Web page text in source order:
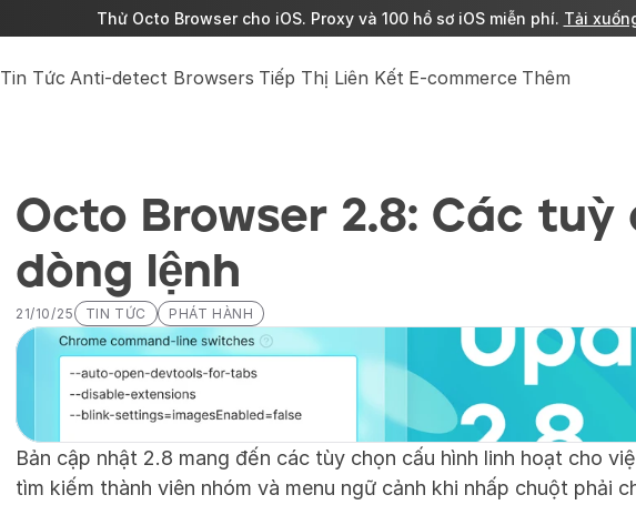
Thử Octo Browser cho iOS. Proxy và 100 hồ sơ iOS miễn phí. Tải
Tin Tức Anti-detect Browsers Tiếp Thị Liên Kết E-commerce Thêm
Octo Browser 2.8: Các tuỳ
dòng lệnh
21/10/25 TIN TỨC PHÁT HÀNH
Bản cập nhật 2.8 mang đến các tùy chọn cấu hình linh hoạt cho
tìm kiếm thành viên nhóm và menu ngữ cảnh khi nhấp chuột phải